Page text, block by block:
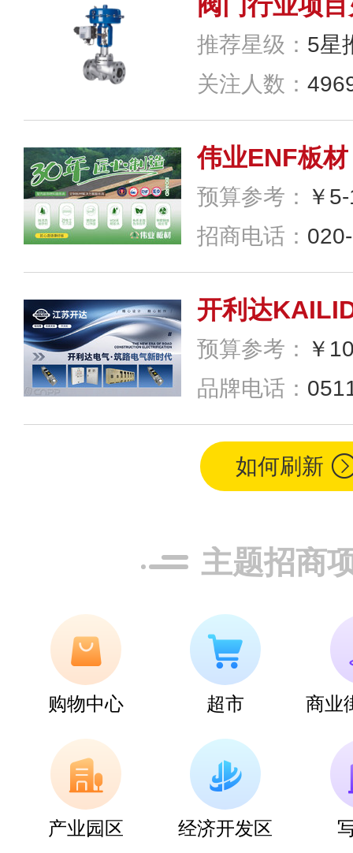
关注人数：
伟业ENF板材
预算参考： ￥
招商电话：
开利达
预算参考：
品牌电话：
青岛环球
预算参考：￥
招商电话：
关注人数：
安心地板
预算参考：
￥
招商电话：
如何刷新
主题招商
购物中心 超市 商业
产业园区 经济开发区